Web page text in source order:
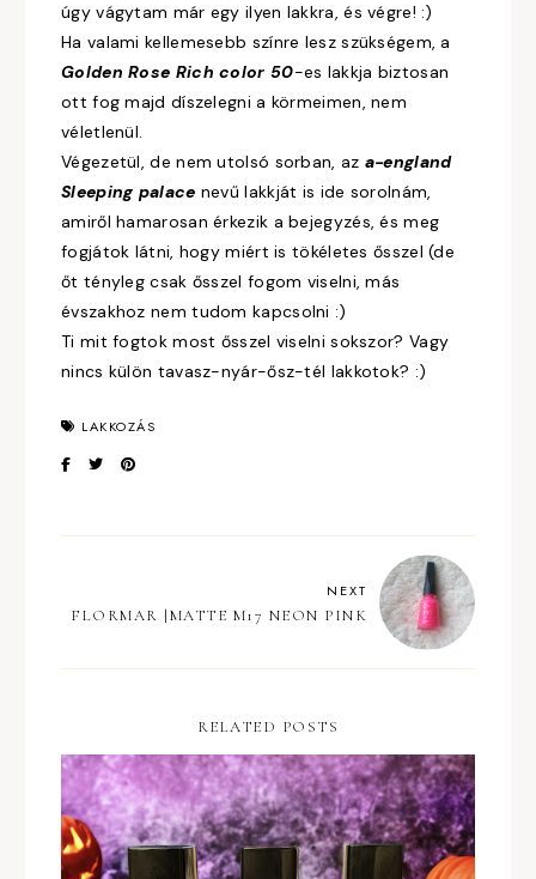
úgy vágytam már egy ilyen lakkra, és végre! :)
Ha valami kellemesebb színre lesz szükségem, a
Golden Rose Rich color 50-es lakkja biztosan
ott fog majd díszelegni a körmeimen, nem
véletlenül.
Végezetül, de nem utolsó sorban, az a-england
Sleeping palace nevű lakkját is ide sorolnám,
amiről hamarosan érkezik a bejegyzés, és meg
fogjátok látni, hogy miért is tökéletes ősszel (de
őt tényleg csak ősszel fogom viselni, más
évszakhoz nem tudom kapcsolni :)
Ti mit fogtok most ősszel viselni sokszor? Vagy
nincs külön tavasz-nyár-ősz-tél lakkotok? :)
LAKKOZÁS
NEXT
FLORMAR |MATTE M17 NEON PINK
RELATED POSTS